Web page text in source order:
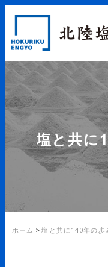
塩と共に
ホーム >塩と共に140年の歩